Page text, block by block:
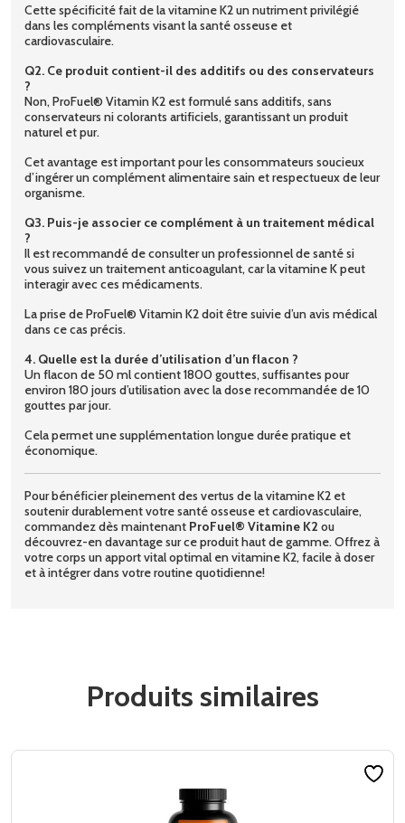
Cette spécificité fait de la vitamine K2 un nutriment privilégié
dans les compléments visant la santé osseuse et
cardiovasculaire.
Q2. Ce produit contient-il des additifs ou des conservateurs
?
Non, ProFuel® Vitamin K2 est formulé sans additifs, sans
conservateurs ni colorants artificiels, garantissant un produit
naturel et pur.
Cet avantage est important pour les consommateurs soucieux
d’ingérer un complément alimentaire sain et respectueux de leur
organisme.
Q3. Puis-je associer ce complément à un traitement médical
?
Il est recommandé de consulter un professionnel de santé si
vous suivez un traitement anticoagulant, car la vitamine K peut
interagir avec ces médicaments.
La prise de ProFuel® Vitamin K2 doit être suivie d’un avis médical
dans ce cas précis.
4. Quelle est la durée d’utilisation d’un flacon ?
Un flacon de 50 ml contient 1800 gouttes, suffisantes pour
environ 180 jours d’utilisation avec la dose recommandée de 10
gouttes par jour.
Cela permet une supplémentation longue durée pratique et
économique.
Pour bénéficier pleinement des vertus de la vitamine K2 et
soutenir durablement votre santé osseuse et cardiovasculaire,
commandez dès maintenant ProFuel® Vitamine K2 ou
découvrez-en davantage sur ce produit haut de gamme. Offrez à
votre corps un apport vital optimal en vitamine K2, facile à doser
et à intégrer dans votre routine quotidienne!
Produits similaires